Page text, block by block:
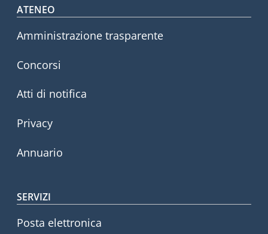
Footer menu
ATENEO
Amministrazione trasparente
Concorsi
Atti di notifica
Privacy
Annuario
SERVIZI
Posta elettronica